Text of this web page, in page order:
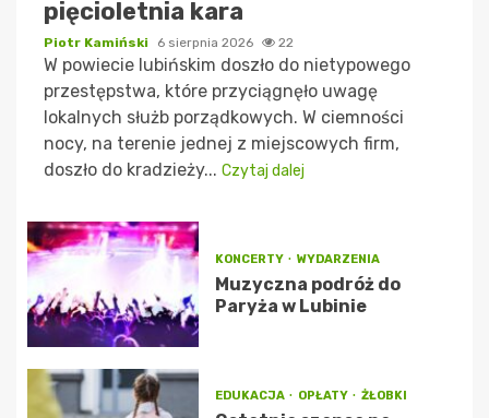
pięcioletnia kara
Piotr Kamiński 6 sierpnia 2026 22
W powiecie lubińskim doszło do nietypowego
przestępstwa, które przyciągnęło uwagę
lokalnych służb porządkowych. W ciemności
nocy, na terenie jednej z miejscowych firm,
doszło do kradzieży... Czytaj dalej
KONCERTY WYDARZENIA
Muzyczna podróż do
Paryża w Lubinie
EDUKACJA OPŁATY ŻŁOBKI